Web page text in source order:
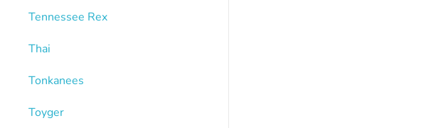
Tennessee Rex
Thai
Tonkanees
Toyger